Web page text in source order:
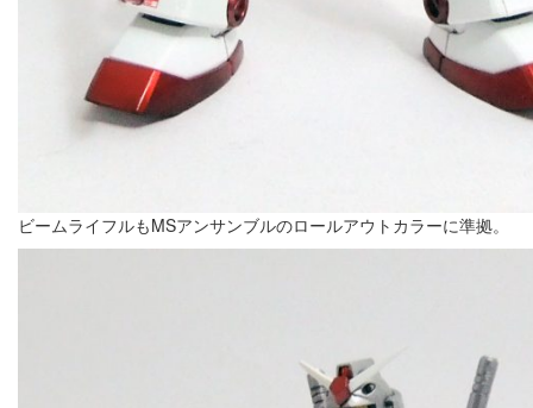
ビームライフルもMSアンサンブルのロールアウトカラーに準拠。